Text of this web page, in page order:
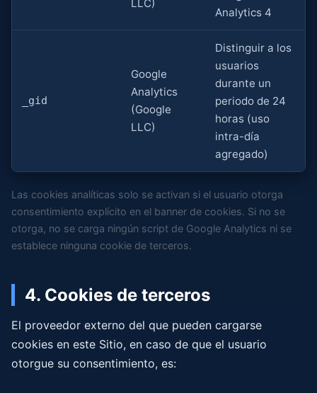
LLC)
Analytics 4
_gid
Google
Analytics
(Google
LLC)
Distinguir a los
usuarios
durante un
periodo de 24
horas (uso
intra-día
agregado)
Las cookies analíticas solo se activan si el usuario otorga
consentimiento explícito en el banner de cookies. Si no se
otorga, no se carga ningún script de Google Analytics ni se
establece ninguna cookie de terceros.
4. Cookies de terceros
El proveedor externo del que pueden cargarse
cookies en este Sitio, en caso de que el usuario
otorgue su consentimiento, es: